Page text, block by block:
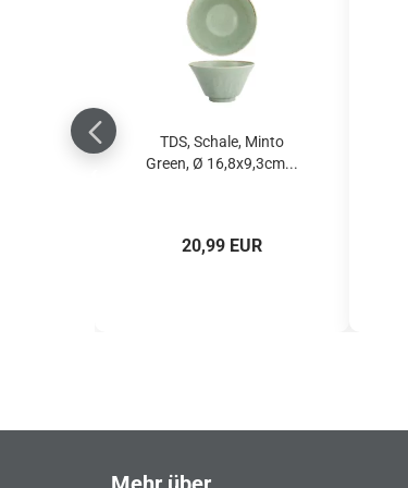
TDS, Schale, Minto
Green, Ø 16,8x9,3cm...
20,99 EUR